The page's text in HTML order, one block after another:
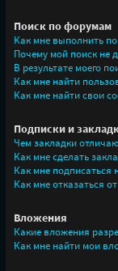
Поиск по форумам
Как мне выполнить
Почему мой поиск не
В результате моего
Как мне найти
Как мне найти свои
Подписки и
Чем закладки
Как мне сделать
Как мне
Как мне отказаться
Вложения
Какие вложения
Как мне найти мои